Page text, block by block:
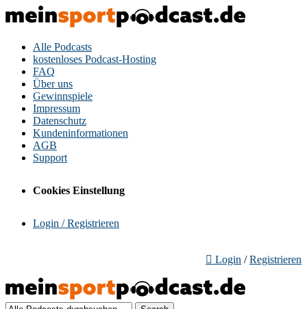
Alle Podcasts
kostenloses Podcast-Hosting
FAQ
Über uns
Gewinnspiele
Impressum
Datenschutz
Kundeninformationen
AGB
Support
Cookies Einstellung
Login / Registrieren
Login /Registrieren